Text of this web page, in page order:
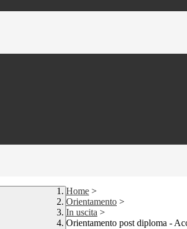
Home >
Orientamento >
In uscita >
Orientamento post diploma -